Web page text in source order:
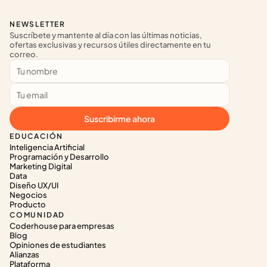
EDUCACIÓN
Inteligencia Artificial
Programación y Desarrollo
Marketing Digital
Data
Diseño UX/UI
Negocios
Producto
COMUNIDAD
Coderhouse para empresas
Blog
Opiniones de estudiantes
Alianzas
Plataforma
NEWSLETTER
Suscríbete y mantente al día con las últimas noticias,
ofertas exclusivas y recursos útiles directamente en tu
correo.
Suscribirme ahora